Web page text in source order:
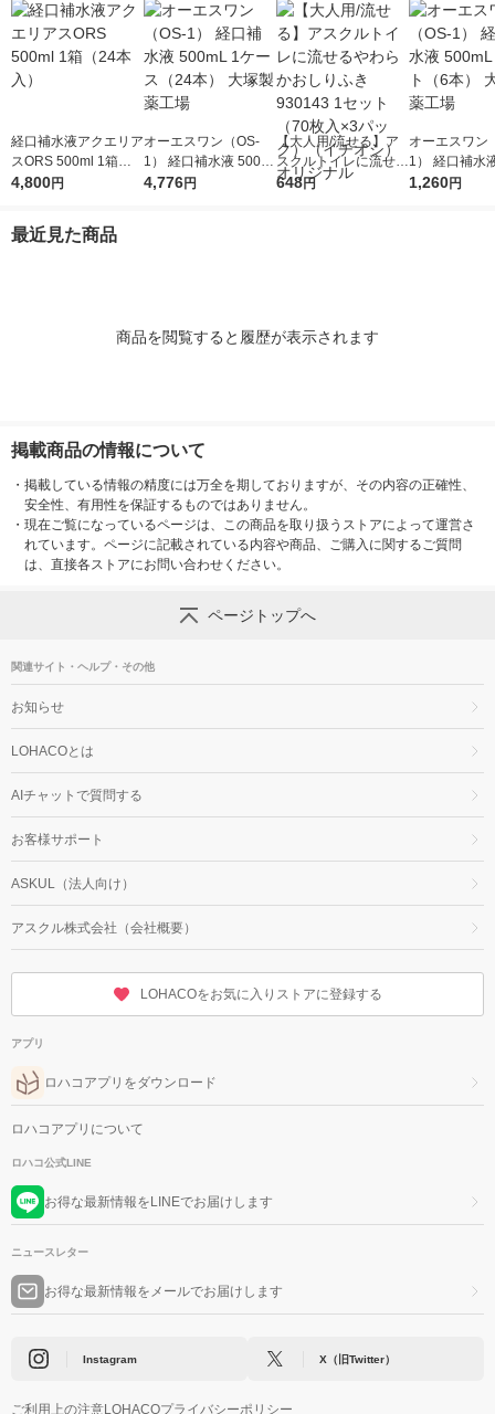
経口補水液アクエリア
スORS 500ml 1箱（2
4本入）
4,800円
オーエスワン（OS-
1） 経口補水液 500m
L 1ケース（24本） 大
4,776円
【大人用/流せる】ア
スクルトイレに流せる
やわらかおしりふき 9
648円
オーエスワン
1） 経口補水
L 1セット（6
1,260円
最近見た商品
商品を閲覧すると履歴が表示されます
掲載商品の情報について
・ 掲載している情報の精度には万全を期しておりますが、その内容の正確性、
安全性、有用性を保証するものではありません。
・ 現在ご覧になっているページは、この商品を取り扱うストアによって運営さ
れています。ページに記載されている内容や商品、ご購入に関するご質問
は、直接各ストアにお問い合わせください。
ページトップへ
関連サイト・ヘルプ・その他
お知らせ
LOHACOとは
AIチャットで質問する
お客様サポート
ASKUL（法人向け）
アスクル株式会社（会社概要）
LOHACOをお気に入りストアに登録する
アプリ
ロハコアプリをダウンロード
ロハコアプリについて
ロハコ公式LINE
お得な最新情報をLINEでお届けします
ニュースレター
お得な最新情報をメールでお届けします
Instagram X（旧Twitter）
ご利用上の注意LOHACOプライバシーポリシー